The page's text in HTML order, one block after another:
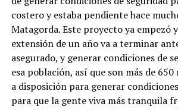
costero y estaba pendiente hace
Matagorda. Este proyecto ya empezó
extensión de un año va a terminar
asegurado, y generar condiciones de
esa población, así que son más de
a disposición para generar
para que la gente viva más tranquila